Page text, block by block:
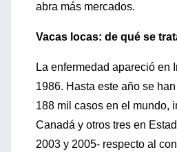
abra más mercados.
Vacas locas: de qué se
La enfermedad apareció en
1986. Hasta este año se
188 mil casos en el mundo,
Canadá y otros tres en
2003 y 2005- respecto al